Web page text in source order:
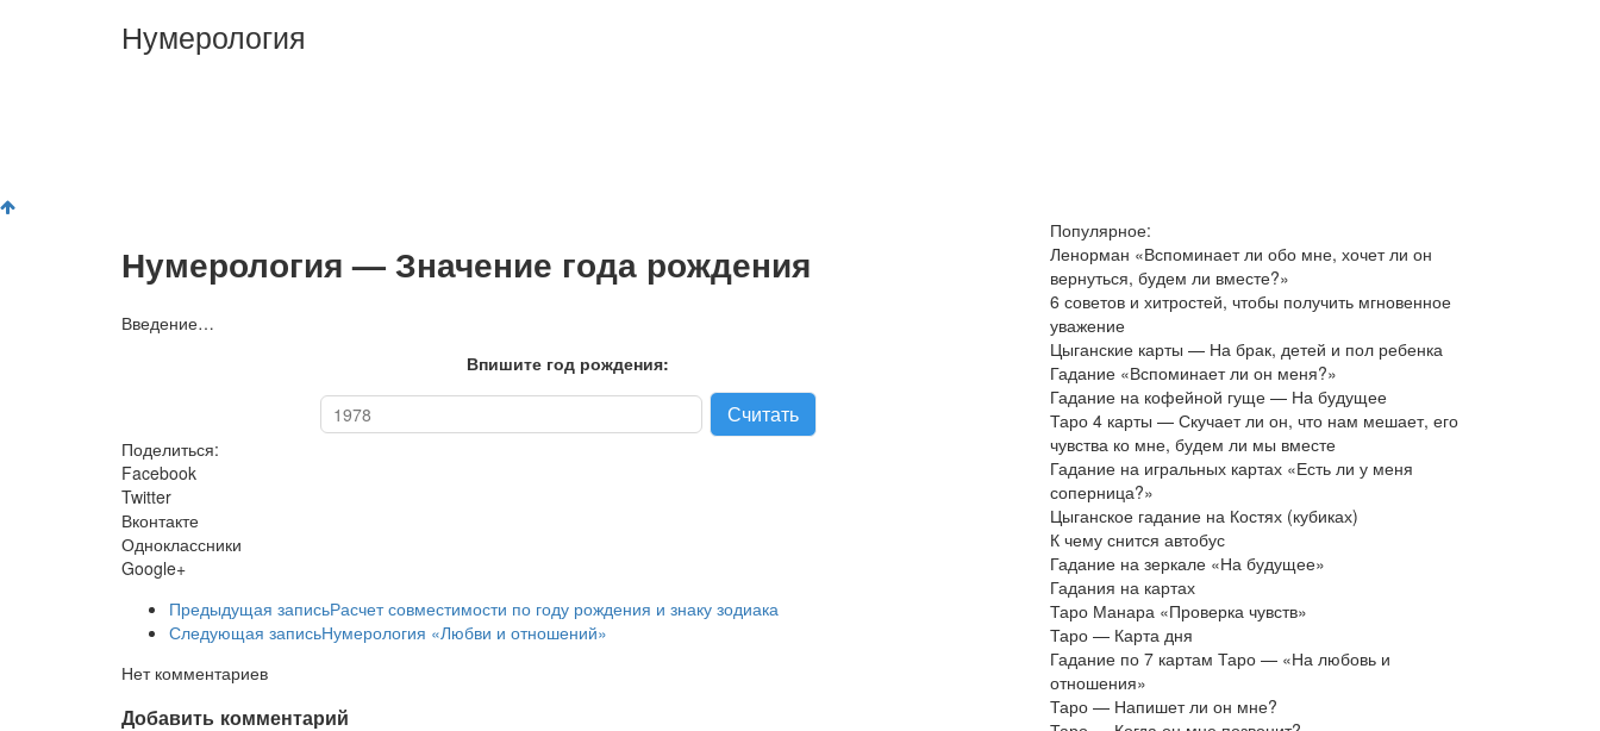
Нумерология
Нумерология — Значение года рождения
Введение…
Впишите год рождения:
Поделиться:
Facebook
Twitter
Вконтакте
Одноклассники
Google+
Предыдущая записьРасчет совместимости по году рождения и знаку зодиака
Следующая записьНумерология «Любви и отношений»
Нет комментариев
Добавить комментарий
Популярное:
Ленорман «Вспоминает ли обо мне, хочет ли он
вернуться, будем ли вместе?»
6 советов и хитростей, чтобы получить мгновенное
уважение
Цыганские карты — На брак, детей и пол ребенка
Гадание «Вспоминает ли он меня?»
Гадание на кофейной гуще — На будущее
Таро 4 карты — Скучает ли он, что нам мешает, его
чувства ко мне, будем ли мы вместе
Гадание на игральных картах «Есть ли у меня
соперница?»
Цыганское гадание на Костях (кубиках)
К чему снится автобус
Гадание на зеркале «На будущее»
Гадания на картах
Таро Манара «Проверка чувств»
Таро — Карта дня
Гадание по 7 картам Таро — «На любовь и
отношения»
Таро — Напишет ли он мне?